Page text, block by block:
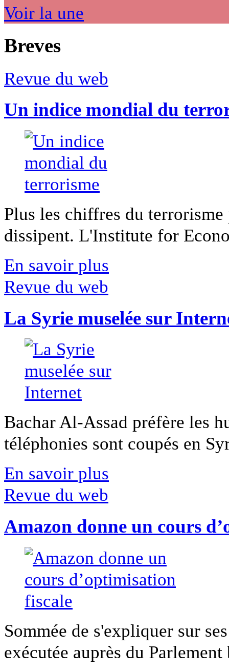
Voir la une
Breves
Revue du web
Un indice mondial du
Plus les chiffres du
dissipent. L'Institute for
En savoir plus
Revue du web
La Syrie muselée sur
Bachar Al-Assad préfère les
téléphonies sont coupés en
En savoir plus
Revue du web
Amazon donne un cours
Sommée de s'expliquer sur
exécutée auprès du